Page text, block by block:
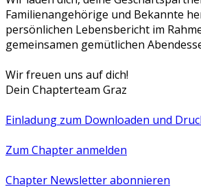
Familienangehörige und Bekannte
persönlichen Lebensbericht im
gemeinsamen gemütlichen
Wir freuen uns auf dich!
Dein Chapterteam Graz
Einladung zum Downloaden und
Zum Chapter anmelden
Chapter Newsletter abonnieren